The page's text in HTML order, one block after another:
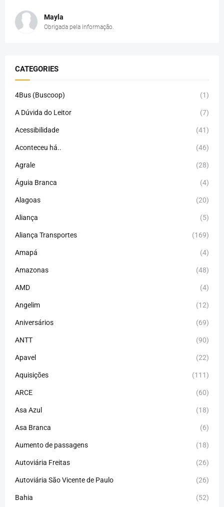
Mayla
Obrigada pela informação.
CATEGORIES
4Bus (Buscoop) (1)
A Dúvida do Leitor (7)
Acessibilidade (41)
Aconteceu há.. (46)
Agrale (28)
Águia Branca (4)
Alagoas (20)
Aliança (5)
Aliança Transportes (169)
Amapá (4)
Amazonas (48)
AMD (4)
Angelim (12)
Aniversários (69)
ANTT (90)
Apavel (22)
Aquisições (111)
ARCE (60)
Asa Azul (18)
Asa Branca (6)
Aumento de passagens (18)
Autoviária Freitas (26)
Autoviária São Vicente de Paulo (26)
Bahia (52)